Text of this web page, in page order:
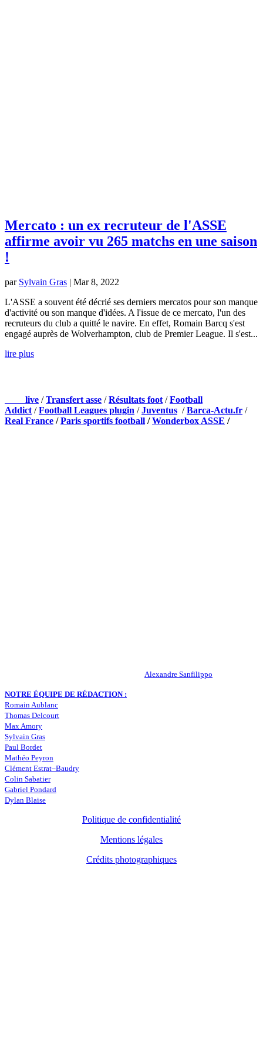
Mercato : un ex recruteur de l'ASSE
affirme avoir vu 265 matchs en une saison
!
par Sylvain Gras | Mar 8, 2022
L'ASSE a souvent été décrié ses derniers mercatos pour son manque
d'activité ou son manque d'idées. A l'issue de ce mercato, l'un des
recruteurs du club a quitté le navire. En effet, Romain Barcq s'est
engagé auprès de Wolverhampton, club de Premier League. Il s'est...
lire plus
live /Transfert asse /Résultats foot /Football
Addict /Football Leagues plugin /Juventus /Barca-Actu.fr /
Real France /Paris sportifs football /Wonderbox ASSE /
Alexandre Sanfilippo
NOTRE ÉQUIPE DE RÉDACTION :
Romain Aublanc
Thomas Delcourt
Max Amory
Sylvain Gras
Paul Bordet
Mathéo Peyron
Clément Estrat–Baudry
Colin Sabatier
Gabriel Pondard
Dylan Blaise
Politique de confidentialité
Mentions légales
Crédits photographiques